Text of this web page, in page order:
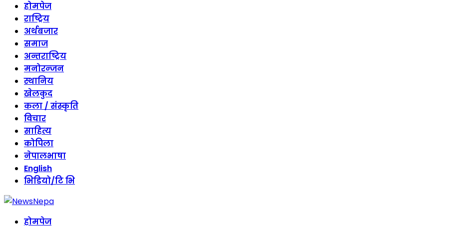
होमपेज
राष्ट्रिय
अर्थबजार
समाज
अन्तराष्ट्रिय
मनोरन्जन
स्थानिय
खेलकुद
कला / संस्कृति
विचार
साहित्य
कोपिला
नेपालभाषा
English
भिडियो/टि भि
होमपेज